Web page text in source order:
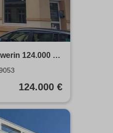
124.000 €
124.000 €